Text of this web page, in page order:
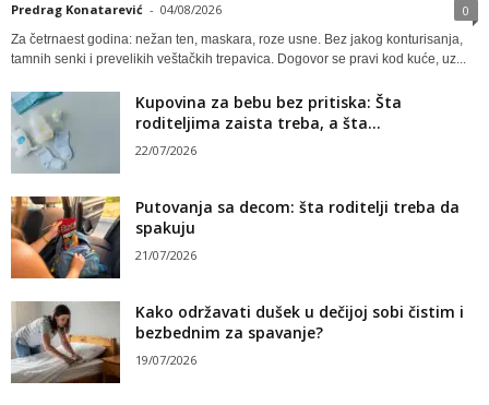
Predrag Konatarević - 04/08/2026 0
Za četrnaest godina: nežan ten, maskara, roze usne. Bez jakog konturisanja,
tamnih senki i prevelikih veštačkih trepavica. Dogovor se pravi kod kuće, uz...
Kupovina za bebu bez pritiska: Šta
roditeljima zaista treba, a šta...
22/07/2026
Putovanja sa decom: šta roditelji treba da
spakuju
21/07/2026
Kako održavati dušek u dečijoj sobi čistim i
bezbednim za spavanje?
19/07/2026